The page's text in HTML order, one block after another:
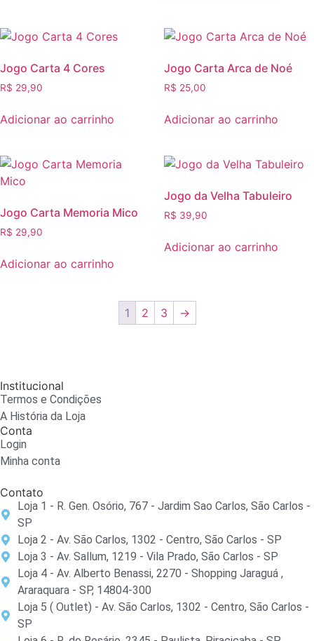
Jogo Carta 4 Cores
R$ 29,90
Adicionar ao carrinho
Jogo Carta Arca de Noé
R$ 25,00
Adicionar ao carrinho
Jogo Carta Memoria Mico
R$ 29,90
Adicionar ao carrinho
Jogo da Velha Tabuleiro
R$ 39,90
Adicionar ao carrinho
1 2 3 →
Institucional
Termos e Condições
A História da Loja
Conta
Login
Minha conta
Contato
Loja 1 - R. Gen. Osório, 767 - Jardim Sao Carlos, São Carlos -
SP
Loja 2 - Av. São Carlos, 1302 - Centro, São Carlos - SP
Loja 3 - Av. Sallum, 1219 - Vila Prado, São Carlos - SP
Loja 4 - Av. Alberto Benassi, 2270 - Shopping Jaraguá ,
Araraquara - SP, 14804-300
Loja 5 ( Outlet) - Av. São Carlos, 1302 - Centro, São Carlos -
SP